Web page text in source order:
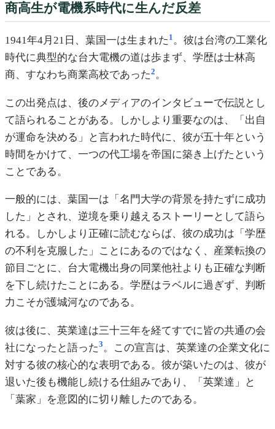
商高生が電機系時代に生んだ反差
1941年4月21日、葉国一は生まれた 1 。彼は台湾の工業化
時代に典型的な台大電機の道は歩まず、学歴は士林高
商、すなわち商業高校であった2。
この出発点は、後のメディアのインタビューで伝説とし
て語られることがある。しかしより重要なのは、「出自
が運命を決める」と言われた時代に、彼が五十年という
時間をかけて、一つの代工場を帝国に築き上げたという
ことである。
一般的には、葉国一は「名門大学の背景を持たずに成功
した」とされ、逆境を乗り越えるストーリーとして語ら
れる。しかしより正確に読むならば、彼の成功は「学歴
の不利を克服した」ことにあるのではなく、産業転換の
節目ごとに、台大電機出身の同業他社よりも正確な判断
を下し続けたことにある。学歴はラベルに過ぎず、判断
力こそが護城河なのである。
彼は後に、英業達は三十三年を経てすでに皆の共通の会
社になったと語った3。この宣言は、英業達の企業文化に
対する彼の核心的な表明である。彼が築いたのは、彼が
退いた後も機能し続ける仕組みであり、「英業達」と
「葉家」を意図的に切り離したのである。